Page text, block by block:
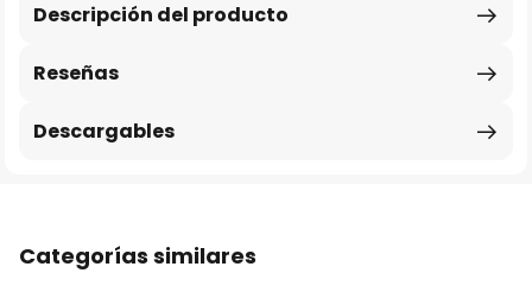
Descripción del producto
Reseñas
Descargables
Categorías similares